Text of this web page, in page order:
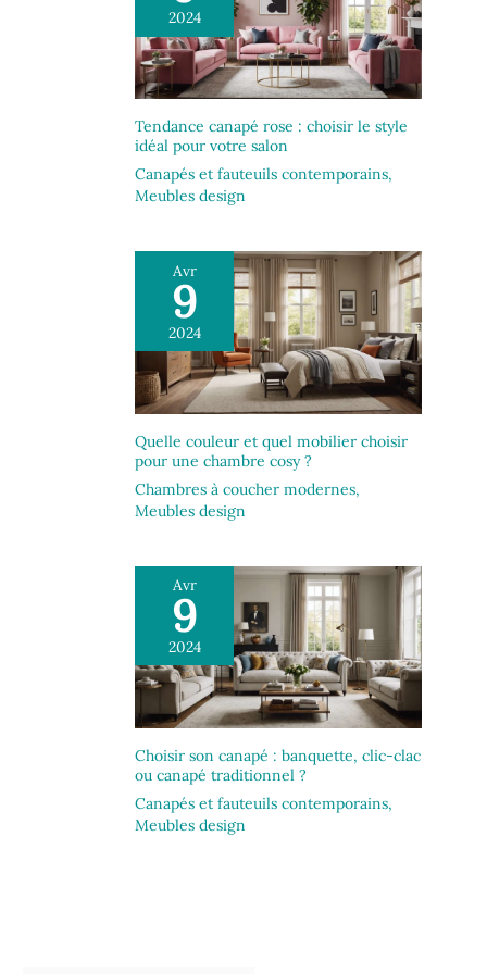
2024
Tendance canapé rose : choisir le style
idéal pour votre salon
Canapés et fauteuils contemporains,
Meubles design
Avr
9
2024
Quelle couleur et quel mobilier choisir
pour une chambre cosy ?
Chambres à coucher modernes,
Meubles design
Avr
9
2024
Choisir son canapé : banquette, clic-clac
ou canapé traditionnel ?
Canapés et fauteuils contemporains,
Meubles design